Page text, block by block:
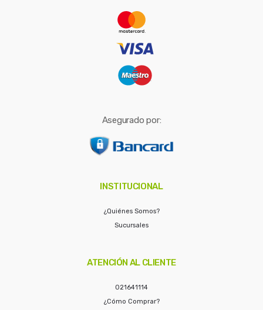
Asegurado por:
INSTITUCIONAL
¿Quiénes Somos?
Sucursales
ATENCIÓN AL CLIENTE
021641114
¿Cómo Comprar?